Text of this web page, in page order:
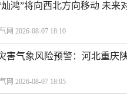
灿鸿”将向西北方向移动 未来
网 2026-08-07 18:10
害气象风险预警：河北重庆
网 2026-08-07 18:05